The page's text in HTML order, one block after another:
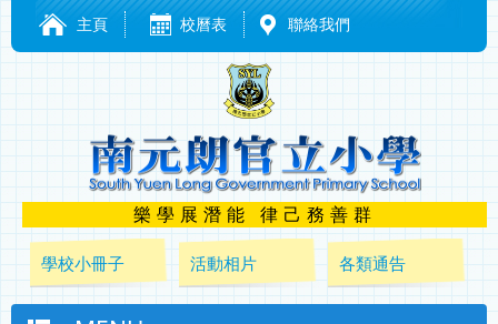
主頁 校曆表 聯絡我們
樂學展潛能 律己務善群
學校小冊子 活動相片 各類通告